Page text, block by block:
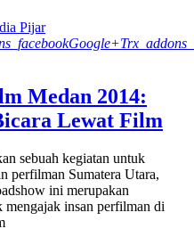
Pijar
Google+
Medan 2014:
Lewat Film
sebuah kegiatan untuk
perfilman Sumatera Utara,
ini merupakan
mengajak insan perfilman di